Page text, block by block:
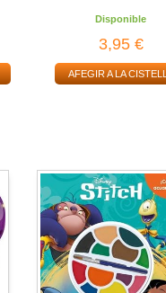
Disponible
3,95 €
AFEGIR A LA